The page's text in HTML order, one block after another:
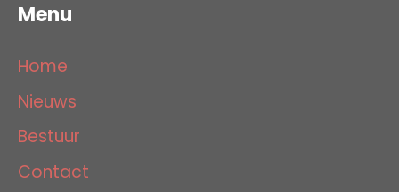
Menu
Home
Nieuws
Bestuur
Contact